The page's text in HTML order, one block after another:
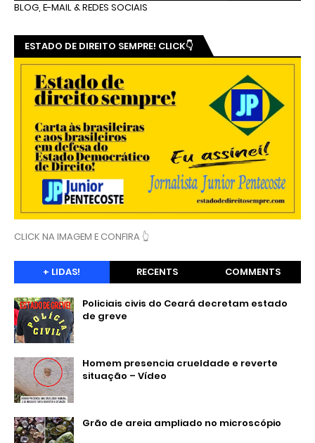
BLOG, E-MAIL & REDES SOCIAIS
ESTADO DE DIREITO SEMPRE! CLICK👇
CLICK NA IMAGEM E CONFIRA 👆
+ LIDAS! RECENTS COMMENTS
Policiais civis do Ceará decretam estado
de greve
Homem presencia crueldade e reverte
situação – Vídeo
Grão de areia ampliado no microscópio